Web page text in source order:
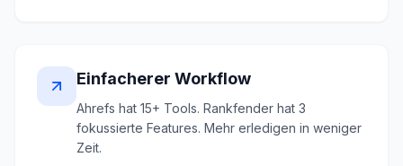
Einfacherer Workflow
Ahrefs hat 15+ Tools. Rankfender hat 3
fokussierte Features. Mehr erledigen in weniger
Zeit.